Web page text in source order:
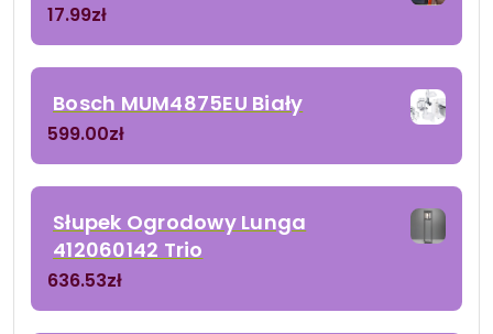
17.99zł
Bosch MUM4875EU Biały
599.00zł
Słupek Ogrodowy Lunga
412060142 Trio
636.53zł